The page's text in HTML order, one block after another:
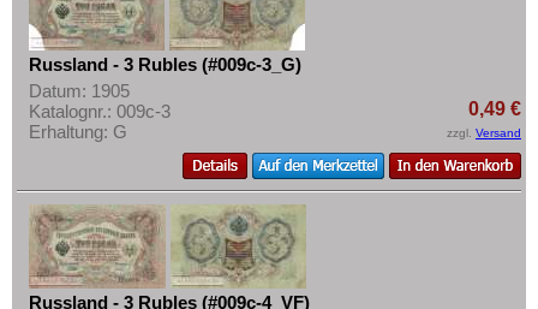
Russland - 3 Rubles (#009c-3_G)
Datum: 1905
Katalognr.: 009c-3
Erhaltung: G
0,49 €
zzgl. Versand
Russland - 3 Rubles (#009c-4_VF)